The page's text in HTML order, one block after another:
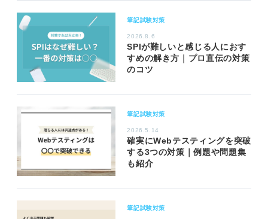
筆記試験対策
2026.8.6
SPIが難しいと感じる人におす
すめの解き方｜プロ直伝の対策
のコツ
筆記試験対策
2026.5.14
確実にWebテスティングを突破
する3つの対策｜例題や問題集
も紹介
筆記試験対策